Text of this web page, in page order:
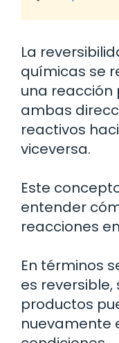
La
químicas se
una
ambas
reactivos
viceversa.
Este
entender
reacciones
En términos
es reversible,
productos
nuevamente